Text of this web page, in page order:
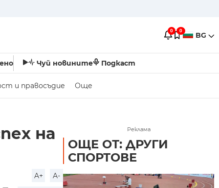
0 0 BG
Чуй новините Подкаст
и правосъдие Още
на
A+
A-
Реклама
ОЩЕ ОТ: ДРУГИ
СПОРТОВЕ